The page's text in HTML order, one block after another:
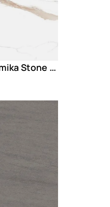
Porcelanska keramika Stone Marvel Gold